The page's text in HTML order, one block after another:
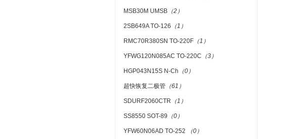
MSB30M UMSB （2）
2SB649A TO-126 （1）
RMC70R380SN TO-220F （1）
YFWG120N085AC TO-220C （3）
HGP043N15S N-Ch （0）
超快恢复二极管 （61）
SDURF2060CTR （1）
SS8550 SOT-89 （0）
YFW60N06AD TO-252 （0）